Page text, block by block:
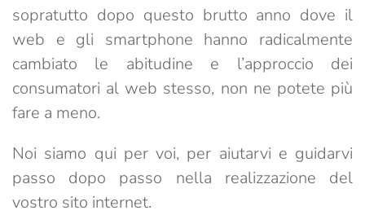
sopratutto dopo questo brutto anno dove il
web e gli smartphone hanno radicalmente
cambiato le abitudine e l’approccio dei
consumatori al web stesso, non ne potete più
fare a meno.
Noi siamo qui per voi, per aiutarvi e guidarvi
passo dopo passo nella realizzazione del
vostro sito internet.